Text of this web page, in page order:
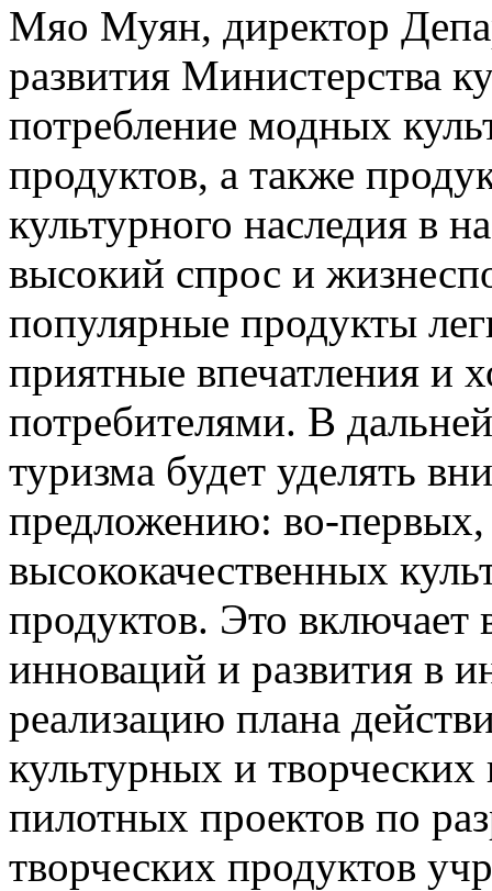
Мяо Муян, директор
развития Министерства
потребление модных
продуктов, а также
культурного наследия в
высокий спрос и
популярные продукты
приятные впечатления и
потребителями. В
туризма будет уделять
предложению: во-первых,
высококачественных
продуктов. Это включает
инноваций и развития в
реализацию плана
культурных и
пилотных проектов по
творческих продуктов